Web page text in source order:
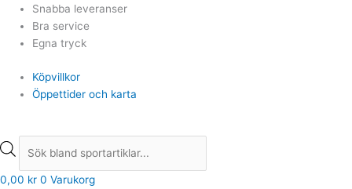
Hoppa
innehåll
Snabba leveranser
Bra service
Egna tryck
Köpvillkor
Öppettider och karta
Products
search
0,00 kr 0 Varukorg
Products
search